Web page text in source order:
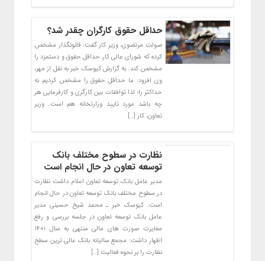
حداقل حقوق کارگران چقدر شد؟
صولت مرتضوی، وزیر کار گفت: قانونگذار مشخص
کرده که شورای عالی کار حداقل حقوق و دستمزد را
مشخص کند. به گزارش کیوسک خبر به نقل از مهر،
وی افزود: ما حداقل حقوق را مشخص کردیم نه
حداکثر را؛ لذا توافقات بین کارگری و کارفرمایی هر
چه باشد مورد تایید وزارتخانه هم است. وزیر
تعاون، کار […]
نظارت در سطوح مختلف بانک
توسعه تعاون در حال انجام است
مدیر عامل بانک توسعه تعاون اعلام داشت نظارت
در سطوح مختلف بانک توسعه تعاون در حال انجام
است. کیوسک خبر ـ محمد شیخ حسینی مدیر
عامل بانک توسعه تعاون در جلسه بررسی و رفع
مغایرت صورت های مالی منتهی به سال ۱۴۰۱
اظهار داشت: مجمع سالیانه بانک عالی ترین سطح
نظارت را بر نحوه فعالیت […]